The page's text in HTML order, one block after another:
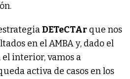
DETeCTAr que nos
en el AMBA y, dado el
el interior, vamos a
activa de casos en los